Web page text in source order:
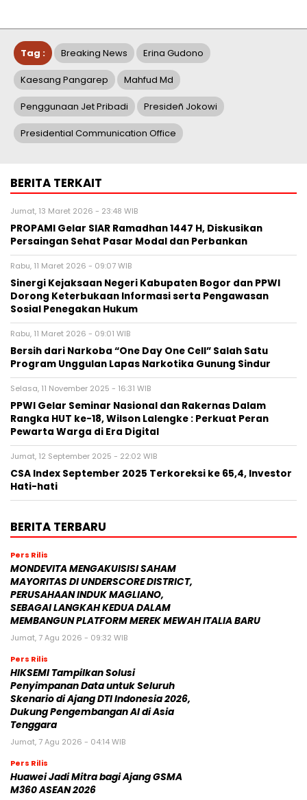
Tag : Breaking News Erina Gudono
Kaesang Pangarep Mahfud Md
Penggunaan Jet Pribadi Presideñ Jokowi
Presidential Communication Office
BERITA TERKAIT
Jumat, 13 Maret 2026 - 23:48 WIB
PROPAMI Gelar SIAR Ramadhan 1447 H, Diskusikan
Persaingan Sehat Pasar Modal dan Perbankan
Rabu, 11 Maret 2026 - 09:07 WIB
Sinergi Kejaksaan Negeri Kabupaten Bogor dan PPWI
Dorong Keterbukaan Informasi serta Pengawasan
Sosial Penegakan Hukum
Rabu, 11 Maret 2026 - 09:01 WIB
Bersih dari Narkoba “One Day One Cell” Salah Satu
Program Unggulan Lapas Narkotika Gunung Sindur
Selasa, 11 November 2025 - 16:31 WIB
PPWI Gelar Seminar Nasional dan Rakernas Dalam
Rangka HUT ke-18, Wilson Lalengke : Perkuat Peran
Pewarta Warga di Era Digital
Jumat, 12 September 2025 - 22:02 WIB
CSA Index September 2025 Terkoreksi ke 65,4, Investor
Hati-hati
BERITA TERBARU
Pers Rilis
MONDEVITA MENGAKUISISI SAHAM
MAYORITAS DI UNDERSCORE DISTRICT,
PERUSAHAAN INDUK MAGLIANO,
SEBAGAI LANGKAH KEDUA DALAM
MEMBANGUN PLATFORM MEREK MEWAH ITALIA BARU
Jumat, 7 Agu 2026 - 09:32 WIB
Pers Rilis
HIKSEMI Tampilkan Solusi
Penyimpanan Data untuk Seluruh
Skenario di Ajang DTI Indonesia 2026,
Dukung Pengembangan AI di Asia
Tenggara
Jumat, 7 Agu 2026 - 04:14 WIB
Pers Rilis
Huawei Jadi Mitra bagi Ajang GSMA
M360 ASEAN 2026